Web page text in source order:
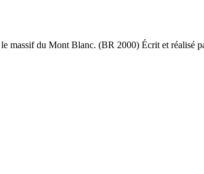
massif du Mont Blanc. (BR 2000) Écrit et réalisé